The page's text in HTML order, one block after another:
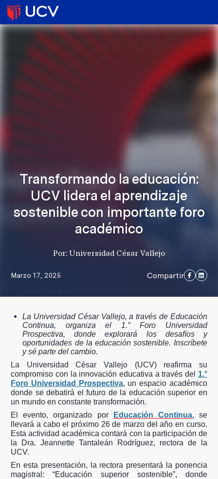
Transformando la educación:
UCV lidera el aprendizaje
sostenible con importante foro
académico
Por: Universidad César Vallejo
Marzo 17, 2025 Compartir
La Universidad César Vallejo, a través de Educación
Continua, organiza el 1.° Foro Universidad
Prospectiva, donde explorará los desafíos y
oportunidades de la educación sostenible. Inscríbete
y sé parte del cambio.
La Universidad César Vallejo (UCV) reafirma su
compromiso con la innovación educativa a través del 1.°
Foro Universidad Prospectiva, un espacio académico
donde se debatirá el futuro de la educación superior en
un mundo en constante transformación.
El evento, organizado por
Educación Continua, se
llevará a cabo el próximo 26 de marzo del año en curso.
Esta actividad académica contará con la participación de
la Dra. Jeannette Tantaleán Rodríguez, rectora de la
UCV.
En esta presentación, la rectora presentará la ponencia
magistral: “Educación superior sostenible”, donde